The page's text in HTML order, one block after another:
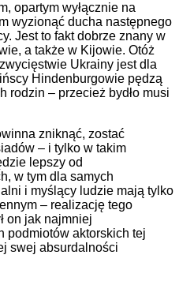
opartym wyłącznie na
wyzionąć ducha następnego
Jest to fakt dobrze znany w
a także w Kijowie. Otóż
Ukrainy jest dla
Hindenburgowie pędzą
rodzin – przecież bydło musi
zniknąć, zostać
– i tylko w takim
lepszy od
w tym dla samych
i myślący ludzie mają tylko
– realizację tego
on jak najmniej
podmiotów aktorskich tej
swej absurdalności